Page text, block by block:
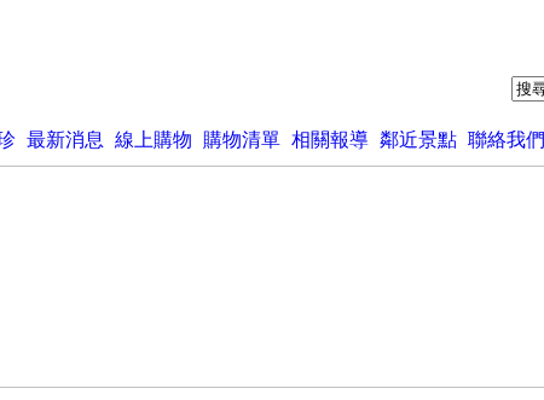
最新消息 線上購物 購物清單 相關報導 鄰近景點 聯絡我們